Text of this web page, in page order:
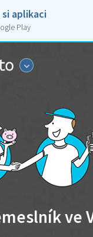
aplikaci
Play
ve